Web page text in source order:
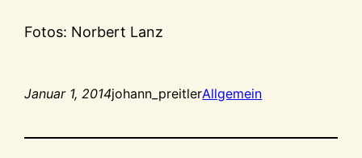
Fotos: Norbert Lanz
Januar 1, 2014johann_preitlerAllgemein